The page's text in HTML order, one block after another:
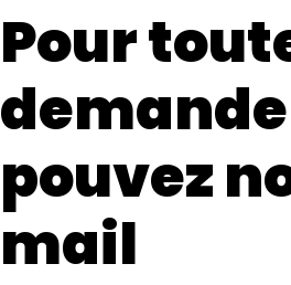
Pour
pouvez
mail